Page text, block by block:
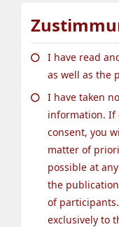
I have read
as well as the
I have taken
information. If
consent, you
matter of
possible at
the
of
exclusively to